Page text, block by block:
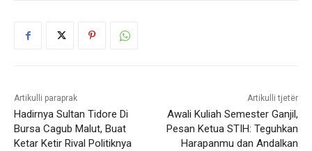
Artikulli paraprak
Hadirnya Sultan Tidore Di
Bursa Cagub Malut, Buat
Ketar Ketir Rival Politiknya
Artikulli tjetër
Awali Kuliah Semester Ganjil,
Pesan Ketua STIH: Teguhkan
Harapanmu dan Andalkan